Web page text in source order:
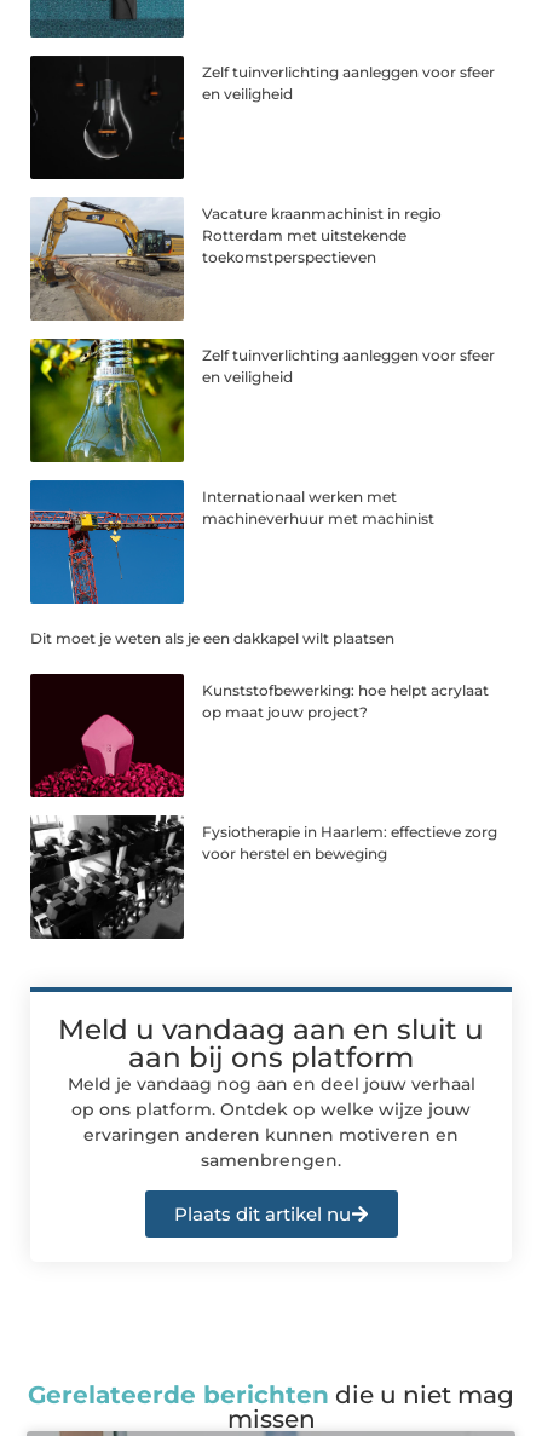
Zelf tuinverlichting aanleggen voor sfeer
en veiligheid
Vacature kraanmachinist in regio
Rotterdam met uitstekende
toekomstperspectieven
Zelf tuinverlichting aanleggen voor sfeer
en veiligheid
Internationaal werken met
machineverhuur met machinist
Dit moet je weten als je een dakkapel wilt plaatsen
Kunststofbewerking: hoe helpt acrylaat
op maat jouw project?
Fysiotherapie in Haarlem: effectieve zorg
voor herstel en beweging
Meld u vandaag aan en sluit u
aan bij ons platform
Meld je vandaag nog aan en deel jouw verhaal
op ons platform. Ontdek op welke wijze jouw
ervaringen anderen kunnen motiveren en
samenbrengen.
Plaats dit artikel nu
Gerelateerde berichten die u niet mag
missen